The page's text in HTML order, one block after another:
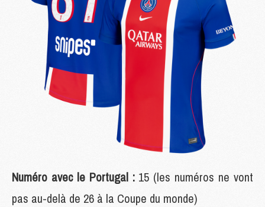
Numéro avec le Portugal : 15 (les numéros ne vont
pas au-delà de 26 à la Coupe du monde)